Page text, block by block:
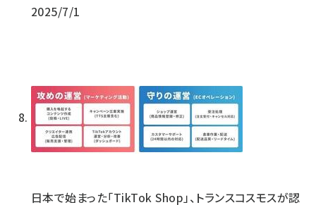
2025/7/1
日本で始まった「TikTok Shop」、トランスコスモスが認